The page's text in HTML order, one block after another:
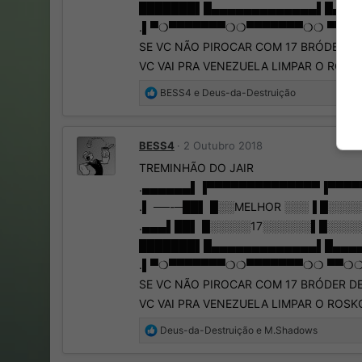
.▌▀❍▀▀▀▀▀▀▀❍❍▀▀▀▀▀▀▀❍❍
SE VC NÃO PIROCAR COM 17 BRÓDER
VC VAI PRA VENEZUELA LIMPAR O
R
õ
e
:
BESS4 e Deus-da-Destruição
BESS4 2 Outubro 2018
TREMINHÃO DO JAIR
.▌ ──-─██▌ █░░MELHOR ░░░▐
.▄▄▄▌██▌
.▌▀❍▀▀▀▀▀▀▀❍❍▀▀▀▀▀▀▀❍❍
SE VC NÃO PIROCAR COM 17 BRÓDER
VC VAI PRA VENEZUELA LIMPAR O
R
Deus-da-Destruição e M.Shadows